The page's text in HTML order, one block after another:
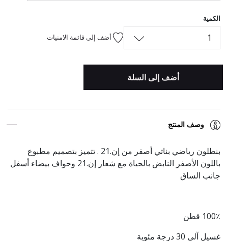
الكمية
1 أضف إلى قائمة الامنيات
أضف إلى السلة
وصف المنتج
بنطلون رياضي بناتي أصفر من إن.21 . تتميز بتصميم مطبوع
باللون الأصفر النابض بالحياة مع شعار إن.21 وحواف بيضاء أسفل
جانب الساق
100٪ قطن
غسيل آلي 30 درجة مئوية